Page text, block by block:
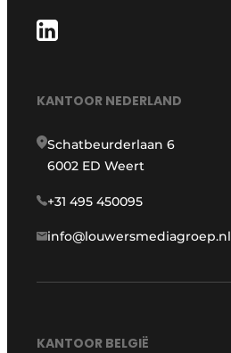
KANTOOR NEDERLAND
Schatbeurderlaan 6
6002 ED Weert
+31 495 450095
info@louwersmediagroep.nl
KANTOOR BELGIË